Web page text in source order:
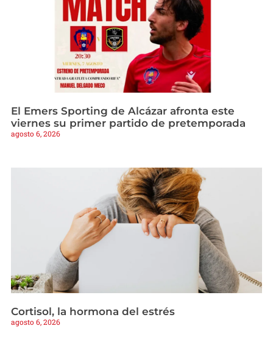
El Emers Sporting de Alcázar afronta este
viernes su primer partido de pretemporada
agosto 6, 2026
Cortisol, la hormona del estrés
agosto 6, 2026